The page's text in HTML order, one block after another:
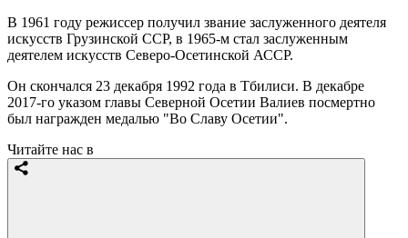
В 1961 году режиссер получил звание заслуженного деятеля
искусств Грузинской ССР, в 1965-м стал заслуженным
деятелем искусств Северо-Осетинской АССР.
Он скончался 23 декабря 1992 года в Тбилиси. В декабре
2017-го указом главы Северной Осетии Валиев посмертно
был награжден медалью "Во Славу Осетии".
Читайте нас в